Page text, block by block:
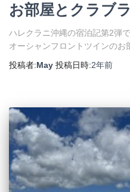
お部屋とクラブ
ハレクラニ沖縄の宿泊記第2弾
オーシャンフロントツインのお
投稿者:May 投稿日時:2年前